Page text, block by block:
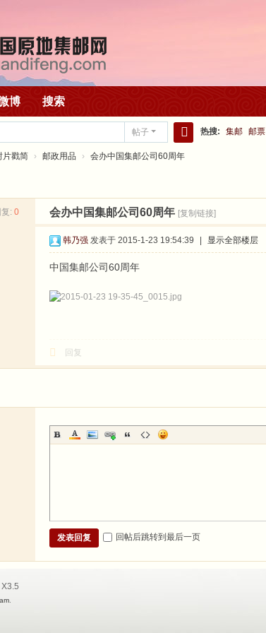
博 搜索
帖子
搜
热搜: 集邮 邮票
片戳简 › 邮政用品 › 会办中国集邮公司60周年
复: 0 会办中国集邮公司60周年 [复制链接]
韩乃强 发表于 2015-1-23 19:54:39 显示全部楼层
中国集邮公司60周年
回复
发表回复 回帖后跳转到最后一页
X3.5